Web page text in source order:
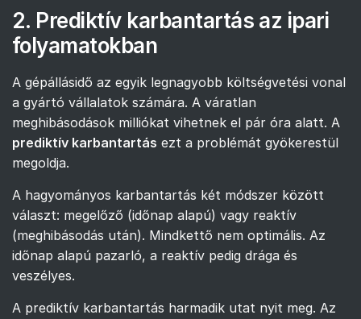
2. Prediktív karbantartás az ipari
folyamatokban
A gépállásidő az egyik legnagyobb költségvetési vonal
a gyártó vállalatok számára. A váratlan
meghibásodások milliókat vihetnek el pár óra alatt. A
prediktív karbantartás ezt a problémát gyökerestül
megoldja.
A hagyományos karbantartás két módszer között
választ: megelőző (időnap alapú) vagy reaktív
(meghibásodás után). Mindkettő nem optimális. Az
időnap alapú pazarló, a reaktív pedig drága és
veszélyes.
A prediktív karbantartás harmadik utat nyit meg. Az